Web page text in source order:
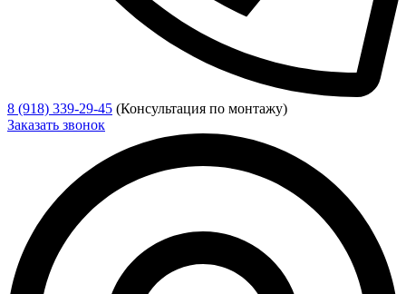
8 (918) 339-29-45 (Консультация по монтажу)
Заказать звонок